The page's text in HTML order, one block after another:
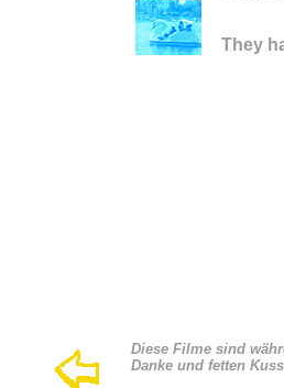
They
Diese Filme sind
Danke und fetten